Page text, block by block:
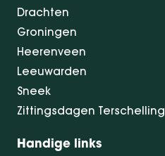
Drachten
Groningen
Heerenveen
Leeuwarden
Sneek
Zittingsdagen Terschelling
Handige links